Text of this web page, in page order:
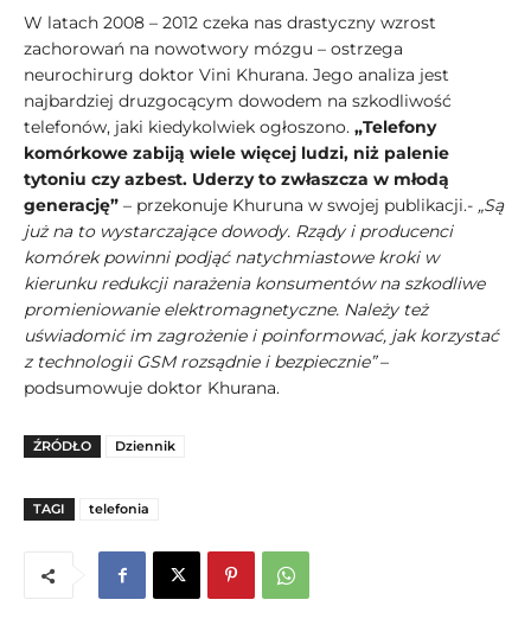
W latach 2008 – 2012 czeka nas drastyczny wzrost
zachorowań na nowotwory mózgu – ostrzega
neurochirurg doktor Vini Khurana. Jego analiza jest
najbardziej druzgocącym dowodem na szkodliwość
telefonów, jaki kiedykolwiek ogłoszono. „Telefony
komórkowe zabiją wiele więcej ludzi, niż palenie
tytoniu czy azbest. Uderzy to zwłaszcza w młodą
generację” – przekonuje Khuruna w swojej publikacji.- „Są
już na to wystarczające dowody. Rządy i producenci
komórek powinni podjąć natychmiastowe kroki w
kierunku redukcji narażenia konsumentów na szkodliwe
promieniowanie elektromagnetyczne. Należy też
uświadomić im zagrożenie i poinformować, jak korzystać
z technologii GSM rozsądnie i bezpiecznie”–
podsumowuje doktor Khurana.
ŹRÓDŁO Dziennik
TAGI telefonia